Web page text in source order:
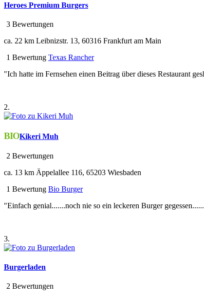
Heroes Premium Burgers
3 Bewertungen
ca. 22 km Leibnizstr. 13, 60316 Frankfurt am Main
1 Bewertung Texas Rancher
"Ich hatte im Fernsehen einen Beitrag über dieses Restaurant
2.
BIOKikeri Muh
2 Bewertungen
ca. 13 km Äppelallee 116, 65203 Wiesbaden
1 Bewertung Bio Burger
"Einfach genial.......noch nie so ein leckeren Burger
3.
Burgerladen
2 Bewertungen